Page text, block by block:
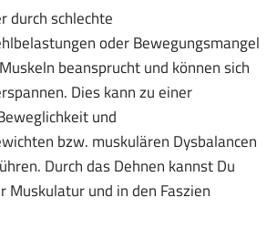
durch schlechte
oder Bewegungsmangel
beansprucht und können sich
Dies kann zu einer
und
bzw. muskulären Dysbalancen
Durch das Dehnen kannst Du
Muskulatur und in den Faszien